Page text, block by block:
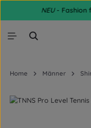
Zum Hauptinhalt springen
NEU- Fashion
Home Männer
Bildergalerie